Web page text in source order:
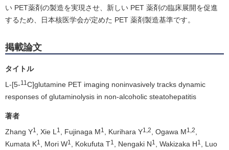
い PET薬剤の製造を実現させ、新しい PET 薬剤の臨床展開を促進
するため、日本核医学会が定めた PET 薬剤製造基準です。
掲載論文
タイトル
L-[5-11C]glutamine PET imaging noninvasively tracks dynamic
responses of glutaminolysis in non-alcoholic steatohepatitis
著者
Zhang Y1 , Xie L 1 , Fujinaga M1 , Kurihara Y1,2 , Ogawa M1,2
Kumata K1 , Mori W1 , Kokufuta T1 , Nengaki N1 , Wakizaka H1
, Luo